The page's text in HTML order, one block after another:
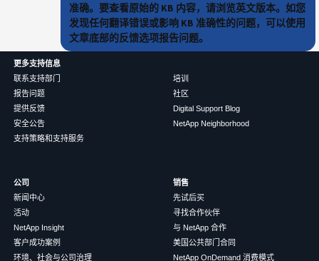
准确。要查看原始的 KB 内容，请浏览英文版本。如您
发现任何翻译错误或影响 KB 准确性的问题，可以使用
文章底部的反馈选项报告问题。
更多支持信息
联系支持部门
报告问题
提供反馈
安全公告
支持策略和支持服务
培训
社区
Digital Support Blog
NetApp Neighborhood
公司
新闻中心
活动
NetApp Insight
客户成功案例
环境、社会与公司治理
销售
先试后买
寻找合作伙伴
与 NetApp 合作
美国公共部门合同
NetApp OnDemand 消费模式